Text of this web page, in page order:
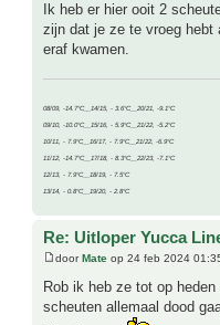
Ik heb er hier ooit 2
zijn dat je ze te vroeg hebt
eraf kwamen.
08/09, -14.7°C__14/15, - 3.6°C__20/21, -9.1°C
09/10, -10.0°C__15/16, - 5.9°C__21/22, -5.2°C
10/11, - 7.9°C__16/17, - 7.9°C__21/22, -6.9°C
11/12, -14.7°C__17/18, - 8.3°C__22/23, -7.1°C
12/13, - 7.9°C__18/19, - 7.5°C
13/14, - 0.8°C__19/20, - 2.8°C
Re: Uitloper Yucca
doorMate op 24 feb 2024
Rob ik heb ze tot op
scheuten allemaal dood